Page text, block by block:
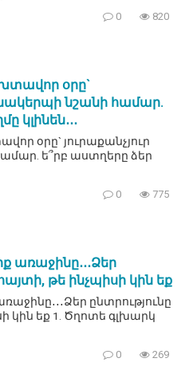
0 820
օրը`
նշանի համար.
կլինեն․․․
օրը` յուրաքանչյուր
ե՞րբ աստղերը ձեր
0 775
առաջինը․․․Ձեր
թե ինչպիսի կին եք
ընտրությունը
կին եք 1. Ծղոտե գլխարկ
0 269